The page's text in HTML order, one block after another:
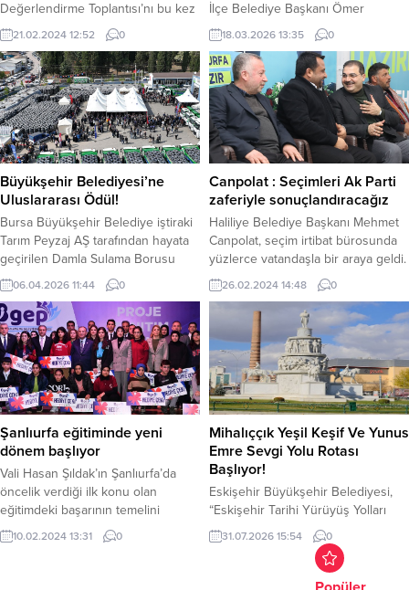
Değerlendirme Toplantısı’nı bu kez
Birecik’te gerçekleştirdi. Eğitim
alanındaki tüm konuların ele alındığı
toplantıda Vali Şıldak, “Şanlıurfa’nın
eğitim göstergelerinin yükseltilmesi
ve iyileştirilmesi konusunda
kararlıyız” dedi.Eğitim
hassasiyetinin bütün eğitim
camiasında hakim kılınması için
kararlılığını sürdüren Vali Hasan
Şıldak’ın bugünkü adresi Birecik
oldu. Geçtiğimiz ay...
21.02.2024 12:52 0
İlçe Belediye Başkanı Ömer
Günel’in görevden uzaklaştırıldığı
ifade edildi. İçişleri Bakanlığı’nca
yapılan açıklama da, Aydın’ın
Kuşadası ilçesinin Belediye Başkanı
Ömer Günel’in görevden
uzaklaştırıldığı bildirildi. Yapılan
açıklamada, “Aydın ili Kuşadası
Belediye Başkanı Ömer Günel
hakkında ‘Rüşvet Almak’ suçu
nedeniyle yürütülen soruşturma
kapsamında İstanbul...
18.03.2026 13:35 0
Büyükşehir Belediyesi’ne
Uluslararası Ödül!
Bursa Büyükşehir Belediye iştiraki
Tarım Peyzaj AŞ tarafından hayata
geçirilen Damla Sulama Borusu
Üretim Tesisi (Tarım Plast Fabrikası),
döngüsel ekonomi alanındaki
yenilikçi yaklaşımıyla uluslararası
ödüle layık görüldü. Geçtiğimiz yıl
Sağlıklı Kentler Birliği tarafından
düzenlenen Sağlıklı Şehirler En İyi
Uygulama Yarışması’nda ‘Çevre ve
Sağlık’ kategorisinde birincilik
bu...
06.04.2026 11:44 0
Canpolat : Seçimleri Ak Parti
zaferiyle sonuçlandıracağız
Haliliye Belediye Başkanı Mehmet
Canpolat, seçim irtibat bürosunda
yüzlerce vatandaşla bir araya geldi.
Canpolat, 31 Mart seçimlerinden
zaferle çıkacaklarını belirterek,
“Vatandaşlarımızla el ele vererek,
bu şekilde inşallah seçimlerden
birlik ve beraberlik içerisinde yine
Haliliye’nin, yine Haliliyeli’lerin
zaferi ile yine Cumhurbaşkanımızın
Sayın Recep Tayyip Erdoğan’nın
26.02.2024 14:48 0
Şanlıurfa eğitiminde yeni
dönem başlıyor
Vali Hasan Şıldak’ın Şanlıurfa’da
öncelik verdiği ilk konu olan
eğitimdeki başarının temelini
oluşturacak Başarıyı İzleme ve
Geliştirme Projesi BİGEP’in Tanıtım
10.02.2024 13:31 0
Mihalıççık Yeşil Keşif Ve Yunus
Emre Sevgi Yolu Rotası
Başlıyor!
Eskişehir Büyükşehir Belediyesi,
“Eskişehir Tarihi Yürüyüş Yolları
Serisi”kapsamında düzenlediği
etkinliklerle kentin doğal ve kültürel
mirasını keşfetmeyedevam ediyor.
Serinin üçüncü rotası olan
31.07.2026 15:54 0